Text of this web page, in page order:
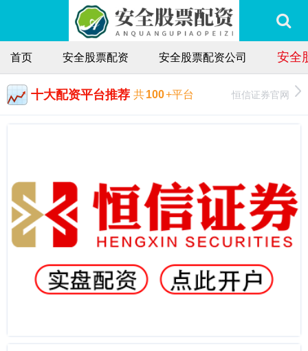
首页 安全股票配资 安全股票配资公司 安全
十大配资平台推荐 共100+平台 恒信证券官网